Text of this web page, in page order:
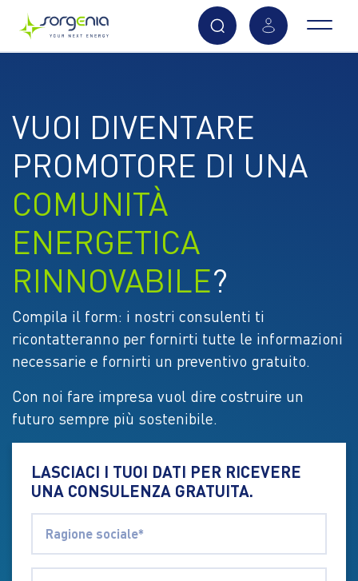
principale
VUOI DIVENTARE
PROMOTORE DI UNA
COMUNITÀ
ENERGETICA
RINNOVABILE?
Compila il form: i nostri consulenti ti
ricontatteranno per fornirti tutte le informazioni
necessarie e fornirti un preventivo gratuito.
Con noi fare impresa vuol dire costruire un
futuro sempre più sostenibile.
LASCIACI I TUOI DATI PER RICEVERE
UNA CONSULENZA GRATUITA.